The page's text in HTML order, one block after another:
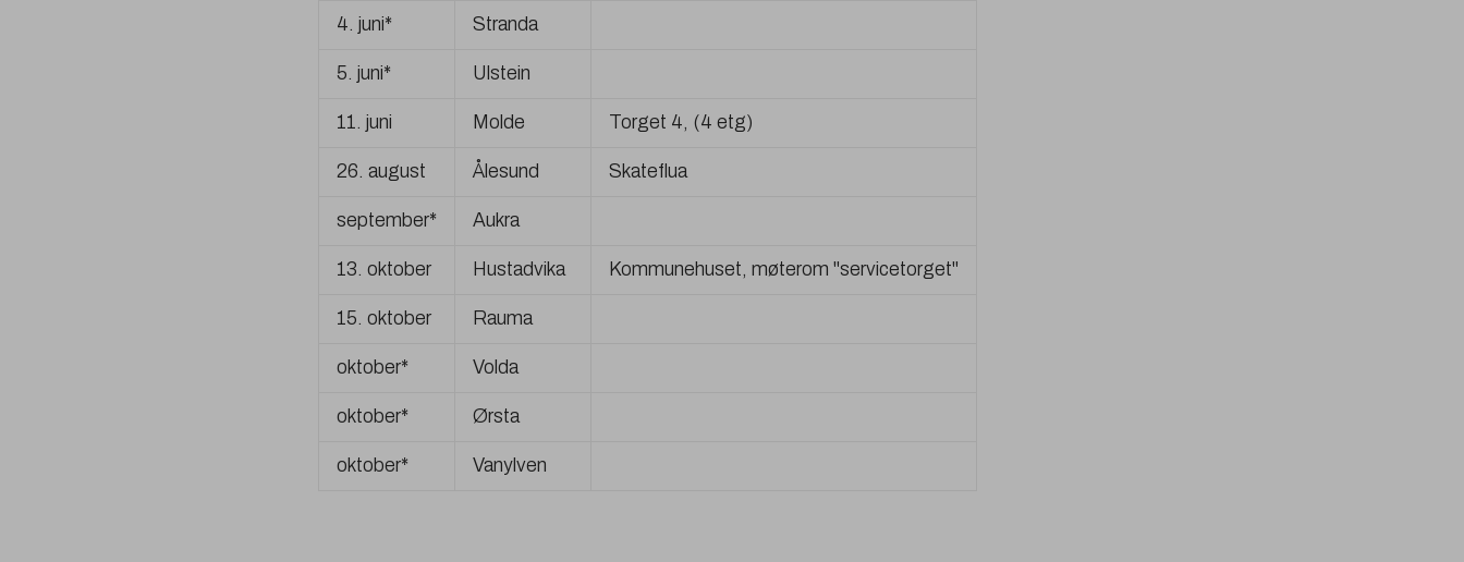
4. juni* Stranda
5. juni* Ulstein
11. juni Molde Torget 4, (4 etg)
26. august Ålesund Skateflua
september* Aukra
13. oktober Hustadvika Kommunehuset, møterom "servicetorget"
15. oktober Rauma
oktober* Volda
oktober* Ørsta
oktober* Vanylven